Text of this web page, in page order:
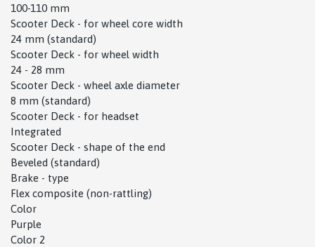
100-110 mm
Scooter Deck - for wheel core width
24 mm (standard)
Scooter Deck - for wheel width
24 - 28 mm
Scooter Deck - wheel axle diameter
8 mm (standard)
Scooter Deck - for headset
Integrated
Scooter Deck - shape of the end
Beveled (standard)
Brake - type
Flex composite (non-rattling)
Color
Purple
Color 2